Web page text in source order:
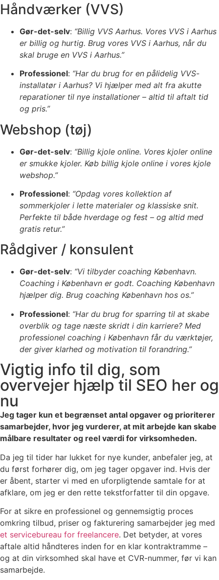
Håndværker (VVS)
Gør-det-selv: “Billig VVS Aarhus. Vores VVS i Aarhus
er billig og hurtig. Brug vores VVS i Aarhus, når du
skal bruge en VVS i Aarhus.”
Professionel: “Har du brug for en pålidelig VVS-
installatør i Aarhus? Vi hjælper med alt fra akutte
reparationer til nye installationer – altid til aftalt tid
og pris.”
Webshop (tøj)
Gør-det-selv: “Billig kjole online. Vores kjoler online
er smukke kjoler. Køb billig kjole online i vores kjole
webshop.”
Professionel: “Opdag vores kollektion af
sommerkjoler i lette materialer og klassiske snit.
Perfekte til både hverdage og fest – og altid med
gratis retur.”
Rådgiver / konsulent
Gør-det-selv: “Vi tilbyder coaching København.
Coaching i København er godt. Coaching København
hjælper dig. Brug coaching København hos os.”
Professionel: “Har du brug for sparring til at skabe
overblik og tage næste skridt i din karriere? Med
professionel coaching i København får du værktøjer,
der giver klarhed og motivation til forandring.”
Vigtig info til dig, som
overvejer hjælp til SEO her og
nu
Jeg tager kun et begrænset antal opgaver og prioriterer
samarbejder, hvor jeg vurderer, at mit arbejde kan skabe
målbare resultater og reel værdi for virksomheden.
Da jeg til tider har lukket for nye kunder, anbefaler jeg, at
du først forhører dig, om jeg tager opgaver ind. Hvis der
er åbent, starter vi med en uforpligtende samtale for at
afklare, om jeg er den rette tekstforfatter til din opgave.
For at sikre en professionel og gennemsigtig proces
omkring tilbud, priser og fakturering samarbejder jeg med
et servicebureau for freelancere. Det betyder, at vores
aftale altid håndteres inden for en klar kontraktramme –
og at din virksomhed skal have et CVR-nummer, før vi kan
samarbejde.